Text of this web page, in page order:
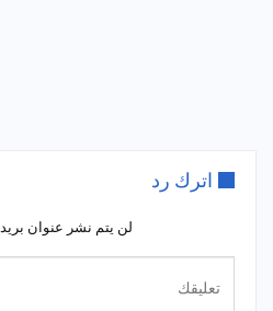
اترك رد
لن يتم نشر عنوان